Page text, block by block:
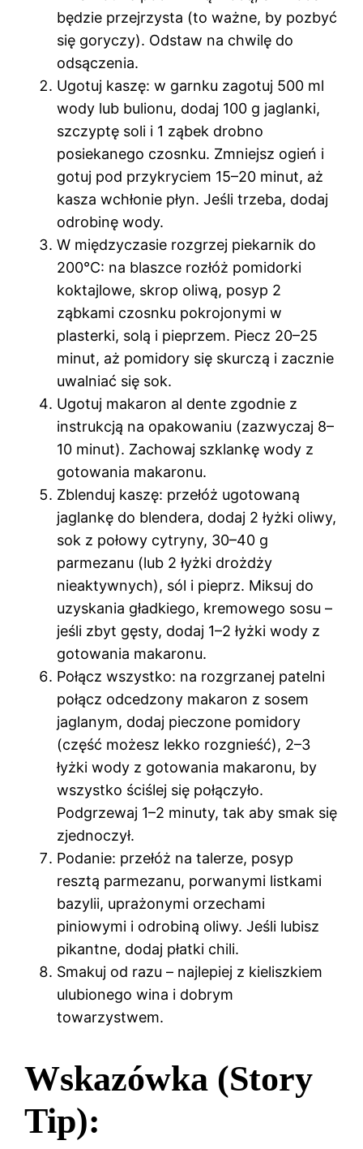
będzie przejrzysta (to ważne, by pozbyć
się goryczy). Odstaw na chwilę do
odsączenia.
Ugotuj kaszę: w garnku zagotuj 500 ml
wody lub bulionu, dodaj 100 g jaglanki,
szczyptę soli i 1 ząbek drobno
posiekanego czosnku. Zmniejsz ogień i
gotuj pod przykryciem 15–20 minut, aż
kasza wchłonie płyn. Jeśli trzeba, dodaj
odrobinę wody.
W międzyczasie rozgrzej piekarnik do
200°C: na blaszce rozłóż pomidorki
koktajlowe, skrop oliwą, posyp 2
ząbkami czosnku pokrojonymi w
plasterki, solą i pieprzem. Piecz 20–25
minut, aż pomidory się skurczą i zacznie
uwalniać się sok.
Ugotuj makaron al dente zgodnie z
instrukcją na opakowaniu (zazwyczaj 8–
10 minut). Zachowaj szklankę wody z
gotowania makaronu.
Zblenduj kaszę: przełóż ugotowaną
jaglankę do blendera, dodaj 2 łyżki oliwy,
sok z połowy cytryny, 30–40 g
parmezanu (lub 2 łyżki drożdży
nieaktywnych), sól i pieprz. Miksuj do
uzyskania gładkiego, kremowego sosu –
jeśli zbyt gęsty, dodaj 1–2 łyżki wody z
gotowania makaronu.
Połącz wszystko: na rozgrzanej patelni
połącz odcedzony makaron z sosem
jaglanym, dodaj pieczone pomidory
(część możesz lekko rozgnieść), 2–3
łyżki wody z gotowania makaronu, by
wszystko ściślej się połączyło.
Podgrzewaj 1–2 minuty, tak aby smak się
zjednoczył.
Podanie: przełóż na talerze, posyp
resztą parmezanu, porwanymi listkami
bazylii, uprażonymi orzechami
piniowymi i odrobiną oliwy. Jeśli lubisz
pikantne, dodaj płatki chili.
Smakuj od razu – najlepiej z kieliszkiem
ulubionego wina i dobrym
towarzystwem.
Wskazówka (Story
Tip):